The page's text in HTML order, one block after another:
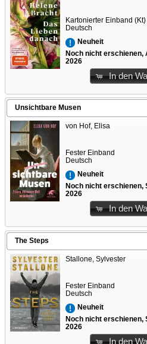
Kartonierter Einband (Kt)
Deutsch
Neuheit
Noch nicht erschienen,
2026
In den
Unsichtbare Musen
von Hof, Elisa
Fester Einband
Deutsch
Neuheit
Noch nicht erschienen,
2026
In den
The Steps
Stallone, Sylvester
Fester Einband
Deutsch
Neuheit
Noch nicht erschienen,
2026
In den